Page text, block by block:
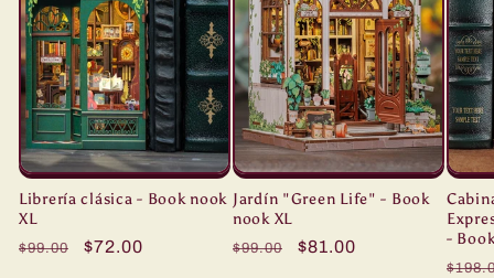
Librería clásica - Book nook
XL
Precio
$99.00
Precio
$72.00
Jardín "Green Life" - Book
nook XL
Precio
$99.00
Precio
$81.00
-